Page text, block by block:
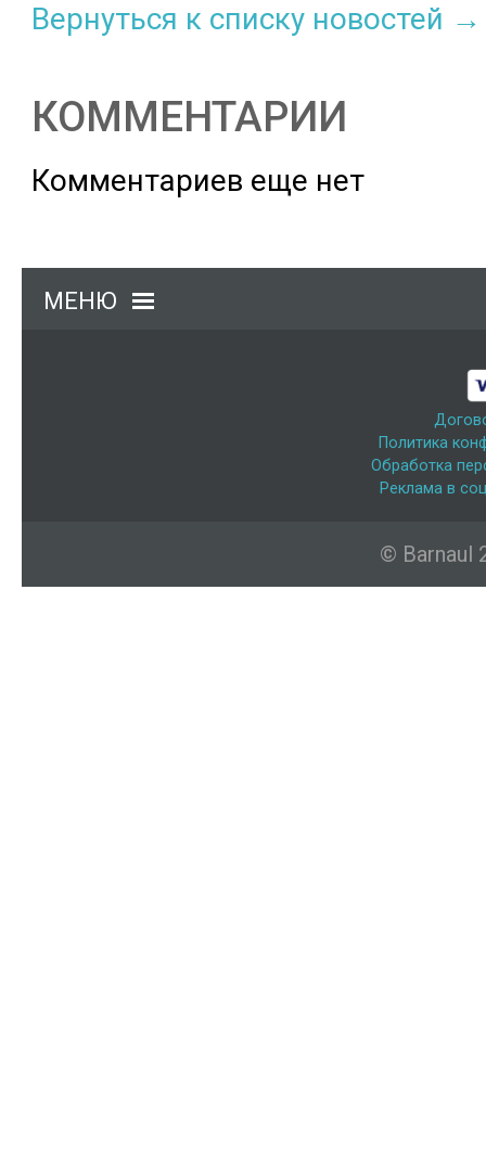
Вернуться к списку новостей →
КОММЕНТАРИИ
Комментариев еще нет
МЕНЮ
Политика
Обработка
Реклама в
© Barnaul